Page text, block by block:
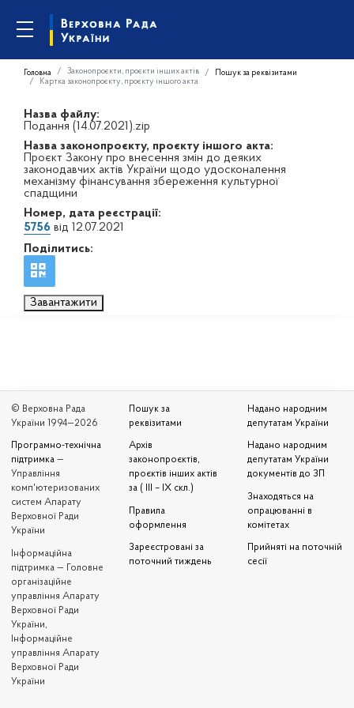
Головна Законопроєкти, проєкти інших актів
Пошук за реквізитами
Картка законопроєкту, проєкту іншого акта
Назва файлу:
Подання (14.07.2021).zip
Назва законопроєкту, проєкту іншого акта:
Проєкт Закону про внесення змін до деяких
законодавчих актів України щодо удосконалення
механізму фінансування збереження культурної
спадщини
Номер, дата реєстрації:
5756 від 12.07.2021
Поділитись:
Завантажити
© Верховна Рада
України 1994—2026
Програмно-технічна
підтримка —
Управління
комп'ютеризованих
систем Апарату
Верховної Ради
України
Iнформаційна
підтримка — Головне
організаційне
управління Апарату
Верховної Ради
України,
Інформаційне
управління Апарату
Верховної Ради
України
Пошук за
реквізитами
Архів
законопроєктів,
проєктів інших актів
за ( III – IX скл.)
Правила
оформлення
Зареєстровані за
поточний тиждень
Надано народним
депутатам України
Надано народним
депутатам України
документів до ЗП
Знаходяться на
опрацюванні в
комітетах
Прийняті на поточній
сесії